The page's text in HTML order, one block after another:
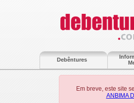
Debêntures
Em breve, este site
ANBIMA